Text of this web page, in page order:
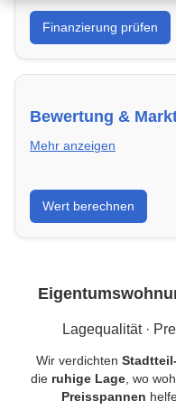
Was kannst du dir
Kredite vergleichen
nutzen.
Finanzierung prüfen
Bewertung &
Mehr anzeigen
Kaufpreis einordnen,
Schweinfurt
kompakt erklärt.
Wert berechnen
Lagequalität ·
Wir verdichten
die ruhige Lage, wo
Preisspannen